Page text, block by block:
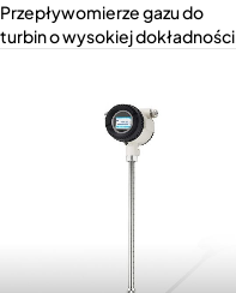
Przepływomierze gazu do
turbin o wysokiej dokładności